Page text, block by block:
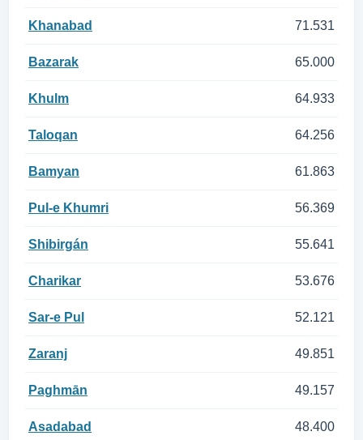
Khanabad 71.531
Bazarak 65.000
Khulm 64.933
Taloqan 64.256
Bamyan 61.863
Pul-e Khumri 56.369
Shibirgán 55.641
Charikar 53.676
Sar-e Pul 52.121
Zaranj 49.851
Paghmān 49.157
Asadabad 48.400